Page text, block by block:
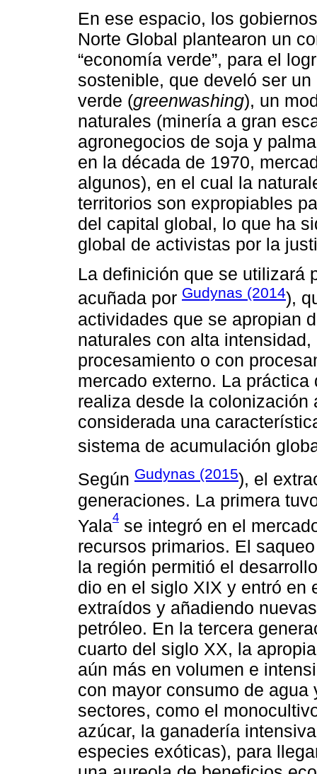
En ese espacio, los
Norte Global plantearon un
“economía verde”, para el
sostenible, que develó ser
verde (greenwashing), un
naturales (minería a gran
agronegocios de soja y
en la década de 1970,
algunos), en el cual la
territorios son expropiables
del capital global, lo que ha
global de activistas por la
La definición que se utilizará
acuñada por Gudynas (2014),
actividades que se apropian
naturales con alta
procesamiento o con
mercado externo. La
realiza desde la colonización
considerada una
sistema de acumulación
Según Gudynas (2015), el
generaciones. La primera
Yala4 se integró en el
recursos primarios. El
la región permitió el
dio en el siglo XIX y entró en
extraídos y añadiendo
petróleo. En la tercera
cuarto del siglo XX, la
aún más en volumen e
con mayor consumo de
sectores, como el
azúcar, la ganadería
especies exóticas), para